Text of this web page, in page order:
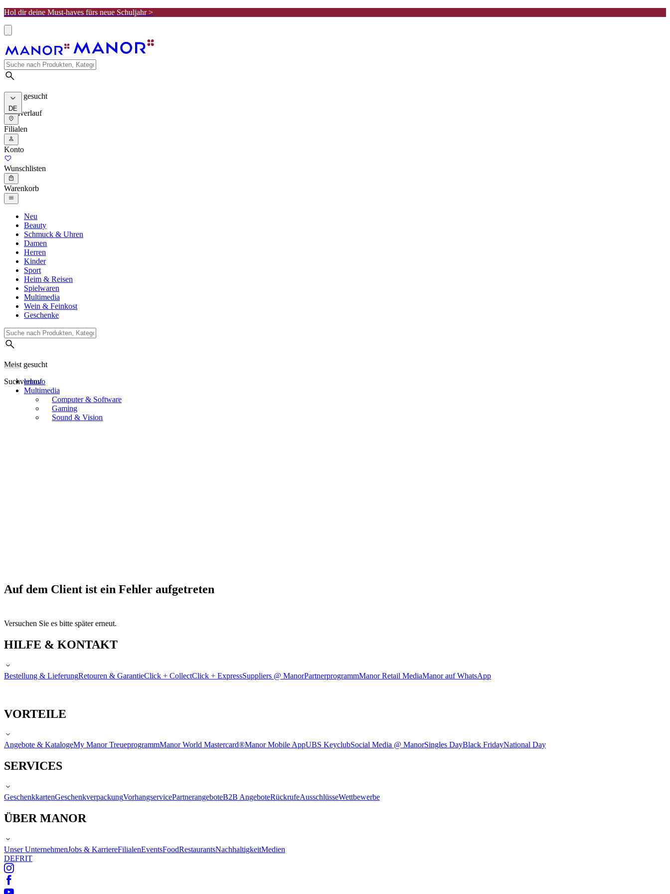
Hol dir deine Must-haves fürs neue Schuljahr >
Meist gesucht
Suchverlauf
DE
Filialen
Konto
Wunschlisten
Warenkorb
Neu
Beauty
Schmuck & Uhren
Damen
Herren
Kinder
Sport
Heim & Reisen
Spielwaren
Multimedia
Wein & Feinkost
Geschenke
Meist gesucht
Suchverlauf
lenovo
Multimedia
Computer & Software
Gaming
Sound & Vision
Auf dem Client ist ein Fehler aufgetreten
Versuchen Sie es bitte später erneut.
HILFE & KONTAKT
Bestellung & LieferungRetouren & GarantieClick + CollectClick + ExpressSuppliers @ ManorPartnerprogrammManor Retail MediaManor auf WhatsApp
VORTEILE
Angebote & KatalogeMy Manor TreueprogrammManor World Mastercard®Manor Mobile AppUBS KeyclubSocial Media @ ManorSingles DayBlack FridayNational Day
SERVICES
GeschenkkartenGeschenkverpackungVorhangservicePartnerangeboteB2B AngeboteRückrufeAusschlüsseWettbewerbe
ÜBER MANOR
Unser UnternehmenJobs & KarriereFilialenEventsFoodRestaurantsNachhaltigkeitMedien
DEFRIT